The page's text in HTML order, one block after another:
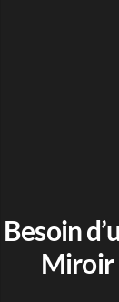
Besoin
Miroir